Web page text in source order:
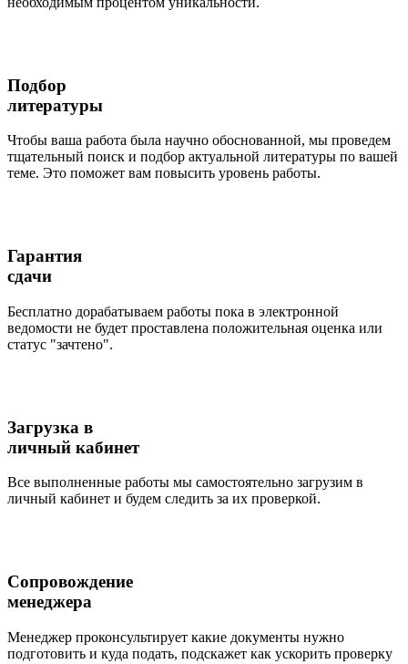
Подбор
литературы
Чтобы ваша работа была научно обоснованной, мы проведем
тщательный поиск и подбор актуальной литературы по вашей
теме. Это поможет вам повысить уровень работы.
Гарантия
сдачи
Бесплатно дорабатываем работы пока в электронной
ведомости не будет проставлена положительная оценка или
статус "зачтено".
Загрузка в
личный кабинет
Все выполненные работы мы самостоятельно загрузим в
личный кабинет и будем следить за их проверкой.
Сопровождение
менеджера
Менеджер проконсультирует какие документы нужно
подготовить и куда подать, подскажет как ускорить проверку